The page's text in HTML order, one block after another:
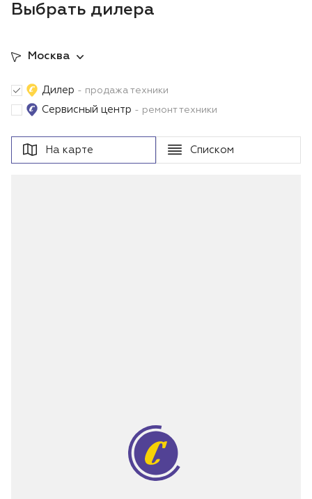
Выбрать дилера
Москва
Дилер - продажа техники
Сервисный центр - ремонт техники
На карте Списком